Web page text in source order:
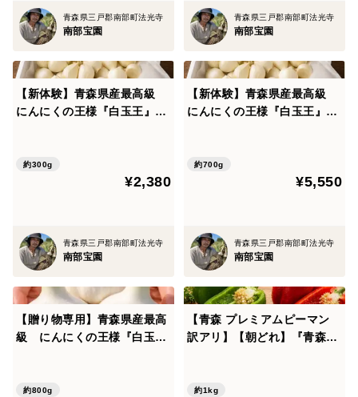
青森県三戸郡南部町法光寺
南部宝園
青森県三戸郡南部町法光寺
南部宝園
【新体験】青森県産最高級
にんにくの王様『白玉王』
が生んだ最高品種にんにく～
約300g
¥2,380
青森県三戸郡南部町法光寺
南部宝園
【新体験】青森県産最高級
にんにくの王様『白玉王』
が生んだ最高品種にんにく～
約700g
¥5,550
青森県三戸郡南部町法光寺
南部宝園
【贈り物専用】青森県産最高
級 にんにくの王様『白玉
贈り物・日々頑張っている自
約800g
【青森 プレミアムピーマン
訳アリ】【朝どれ】『青森グ
約1kg